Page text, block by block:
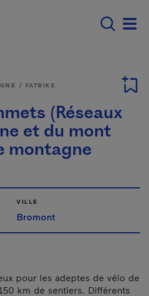
navigation -
/ FATBIKE
(Réseaux
et du mont
montagne
VILLE
Bromont
pour les adeptes de vélo de
km de sentiers. Différents